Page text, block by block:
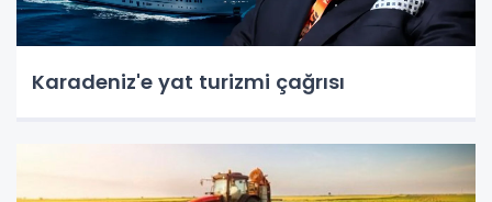
Karadeniz'e yat turizmi çağrısı